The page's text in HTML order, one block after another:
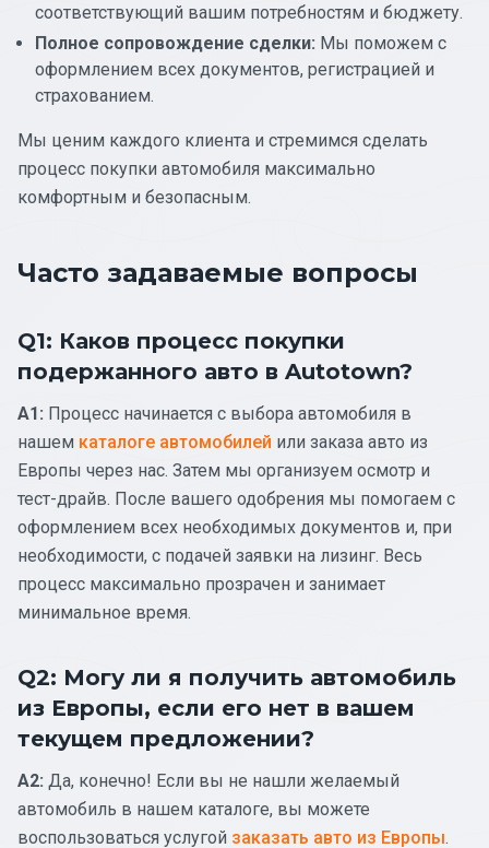
соответствующий вашим потребностям и бюджету.
Полное сопровождение сделки: Мы поможем с
оформлением всех документов, регистрацией и
страхованием.
Мы ценим каждого клиента и стремимся сделать
процесс покупки автомобиля максимально
комфортным и безопасным.
Часто задаваемые вопросы
Q1: Каков процесс покупки
подержанного авто в Autotown?
A1: Процесс начинается с выбора автомобиля в
нашем каталоге автомобилей или заказа авто из
Европы через нас. Затем мы организуем осмотр и
тест-драйв. После вашего одобрения мы помогаем с
оформлением всех необходимых документов и, при
необходимости, с подачей заявки на лизинг. Весь
процесс максимально прозрачен и занимает
минимальное время.
Q2: Могу ли я получить автомобиль
из Европы, если его нет в вашем
текущем предложении?
A2: Да, конечно! Если вы не нашли желаемый
автомобиль в нашем каталоге, вы можете
воспользоваться услугой заказать авто из Европы.